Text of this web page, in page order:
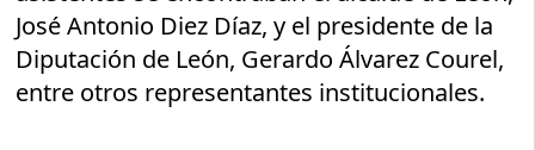
José Antonio Diez Díaz, y el presidente de la
Diputación de León, Gerardo Álvarez Courel,
entre otros representantes institucionales.